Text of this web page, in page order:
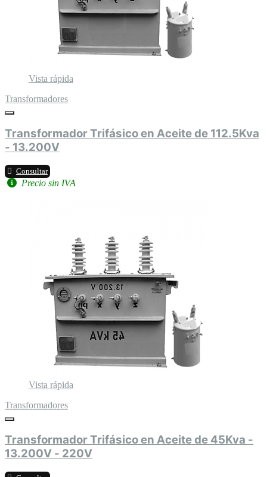
Vista rápida
Transformadores
Transformador Trifásico en Aceite de 112.5Kva
- 13.200V
Consultar
Precio sin IVA
Vista rápida
Transformadores
Transformador Trifásico en Aceite de 45Kva -
13.200V - 220V